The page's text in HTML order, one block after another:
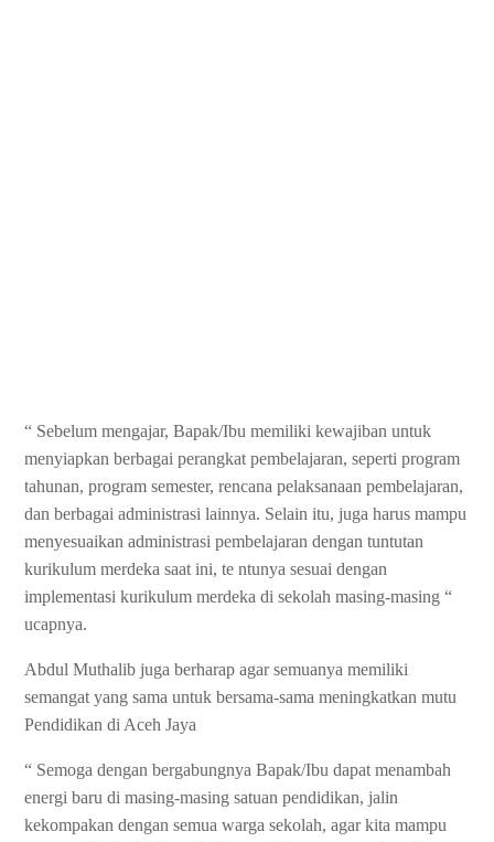
“ Sebelum mengajar, Bapak/Ibu memiliki kewajiban untuk
menyiapkan berbagai perangkat pembelajaran, seperti program
tahunan, program semester, rencana pelaksanaan pembelajaran,
dan berbagai administrasi lainnya. Selain itu, juga harus mampu
menyesuaikan administrasi pembelajaran dengan tuntutan
kurikulum merdeka saat ini, te ntunya sesuai dengan
implementasi kurikulum merdeka di sekolah masing-masing “
ucapnya.
Abdul Muthalib juga berharap agar semuanya memiliki
semangat yang sama untuk bersama-sama meningkatkan mutu
Pendidikan di Aceh Jaya
“ Semoga dengan bergabungnya Bapak/Ibu dapat menambah
energi baru di masing-masing satuan pendidikan, jalin
kekompakan dengan semua warga sekolah, agar kita mampu